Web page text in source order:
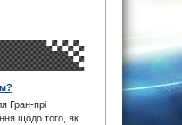
в 17:00. Не
і сиди
початок гонки
було.
їх
Гран-прі
щодо того, як